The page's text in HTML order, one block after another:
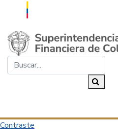
Saltar al contenido principal
Contraste